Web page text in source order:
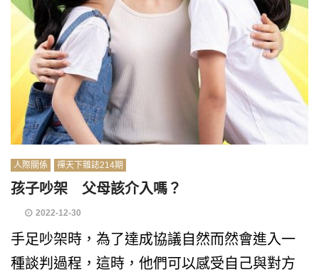
人際關係 禪天下雜誌214期
孩子吵架 父母該介入嗎？
2022-12-30
手足吵架時，為了達成協議自然而然會進入一
種談判過程，這時，他們可以感受自己與對方